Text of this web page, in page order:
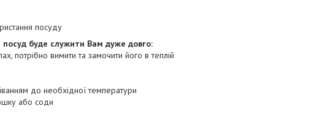
посуду
посуд буде служити Вам дуже довго:
потрібно вимити та замочити його в теплій
до необхідної температури
або соди